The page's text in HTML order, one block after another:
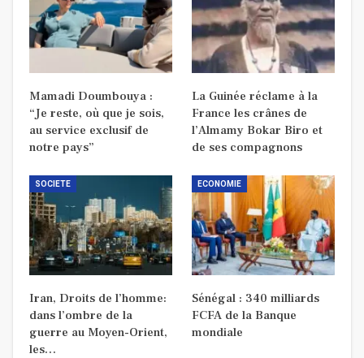
Mamadi Doumbouya :
“Je reste, où que je sois,
au service exclusif de
notre pays”
La Guinée réclame à la
France les crânes de
l’Almamy Bokar Biro et
de ses compagnons
SOCIETE
Iran, Droits de l’homme:
dans l’ombre de la
guerre au Moyen-Orient,
les…
ECONOMIE
Sénégal : 340 milliards
FCFA de la Banque
mondiale